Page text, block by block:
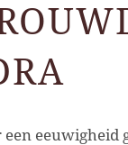
een eeuwigheid